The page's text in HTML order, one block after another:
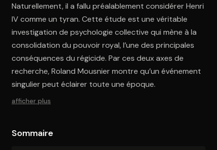
Naturellement, il a fallu préalablement considérer Henri
IV comme un tyran. Cette étude est une véritable
investigation de psychologie collective qui mène à la
consolidation du pouvoir royal, l’une des principales
conséquences du régicide. Par ces deux axes de
recherche, Roland Mousnier montre qu’un événement
singulier peut éclairer toute une époque.
afficher plus
Sommaire